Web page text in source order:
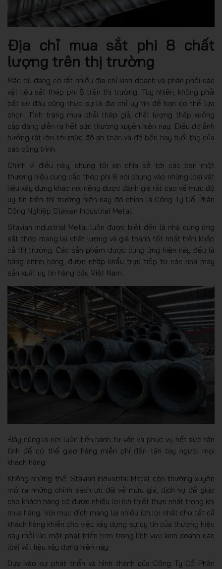
Địa chỉ mua sắt phi 8 chất
lượng trên thị trường
Mặc dù đang có rất nhiều địa chỉ kinh doanh và phân phối các
vật liệu sắt thép phi 8 trên thị trường. Tuy nhiên, không phải
bất cứ đâu cũng thực sự là địa chỉ uy tín để bạn có thể lựa
chọn. Tình trạng mua phải thép giả, chất lượng thấp xuống
cấp đang diễn ra hết sức thường xuyên hiện nay. Điều đó ảnh
hưởng rất lớn tới mức độ an toàn và độ bền hay tuổi thọ của
các công trình.
Chính vì điều này, chúng tôi xin chia sẻ tới các bạn một
thương hiệu cung cấp thép phi 8 nói chung vào những loại vật
liệu xây dựng khác nói riêng được đánh giá rất cao về mức độ
uy tín trên thị trường hiện nay đó chính là Công Ty Cổ Phần
Công Nghiệp Stavian Industrial Metal.
Stavian Industrial Metal luôn được biết đến là nhà cung ứng
sắt thép mang lại chất lượng và giá thành tốt nhất trên khắp
cả thị trường. Các sản phẩm được cung ứng hiện nay đều là
hàng chính hãng, được nhập khẩu trực tiếp từ các nhà máy
sản xuất uy tín hàng đầu Việt Nam.
Đây cũng là nơi luôn tiến hành tư vấn và phục vụ hết sức tận
tình để có thể giao hàng miễn phí đến tận tay người mọi
khách hàng.
Không những thế, Stavian Industrial Metal còn thường xuyên
mở ra những chính sách ưu đãi về mức giá, dịch vụ để giúp
cho khách hàng có được nhiều lợi ích thiết thực nhất trong khi
mua hàng. Với mục đích mang lại nhiều ích lợi nhất cho tất cả
khách hàng khiến cho việc xây dựng sự uy tín của thương hiệu
này mỗi lúc một phát triển hơn trong lĩnh vực kinh doanh các
loại vật liệu xây dựng hiện nay.
Dựa vào sự phát triển và hình thành của Công Ty Cổ Phần